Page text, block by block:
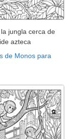
jungla cerca de
azteca
de Monos para